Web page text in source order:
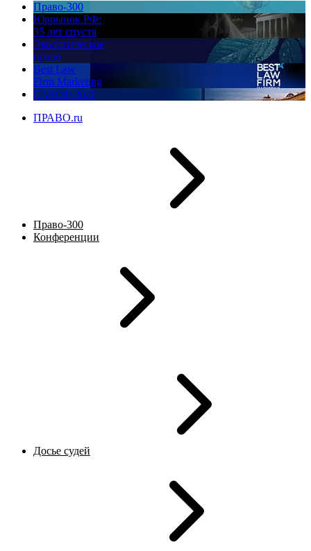
Право-300
Юррынок РФ:
35 лет спустя
Экологическое
право
Best Law
Firm Marketing
ПМЮФ 2026
ПРАВО.ru
Право-300
Конференции
Досье судей